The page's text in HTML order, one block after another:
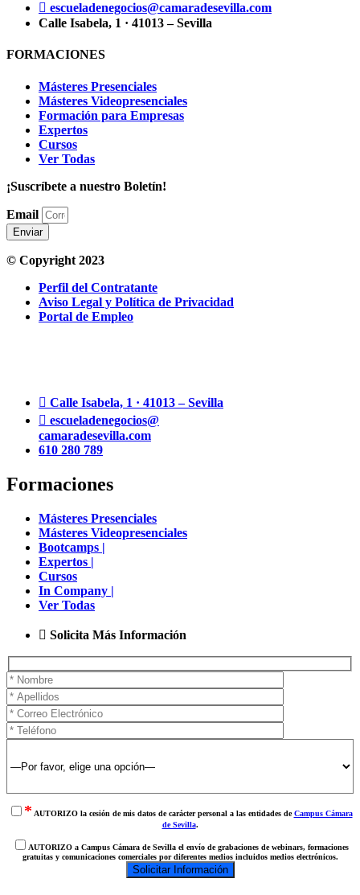
escueladenegocios@camaradesevilla.com
Calle Isabela, 1 · 41013 – Sevilla
FORMACIONES
Másteres Presenciales
Másteres Videopresenciales
Formación para Empresas
Expertos
Cursos
Ver Todas
¡Suscríbete a nuestro Boletín!
Email
Enviar
© Copyright 2023
Perfil del Contratante
Aviso Legal y Política de Privacidad
Portal de Empleo
Calle Isabela, 1 · 41013 – Sevilla
escueladenegocios@
camaradesevilla.com
610 280 789
Formaciones
Másteres Presenciales
Másteres Videopresenciales
Bootcamps |
Expertos |
Cursos
In Company |
Ver Todas
Solicita Más Información
* AUTORIZO la cesión de mis datos de carácter personal a las entidades deCampus Cámara
de Sevilla.
AUTORIZO a Campus Cámara de Sevilla el envío de grabaciones de webinars, formaciones
gratuitas y comunicaciones comerciales por diferentes medios incluidos medios electrónicos.